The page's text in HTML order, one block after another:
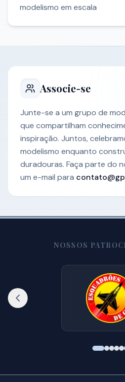
modelismo em escala
Associe-se
Junte-se a um grupo de
que compartilham
inspiração. Juntos,
modelismo enquanto
duradouras. Faça parte do
um e-mail para
NOSSOS